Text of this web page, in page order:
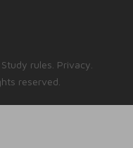
Study rules Privacy
reserved.